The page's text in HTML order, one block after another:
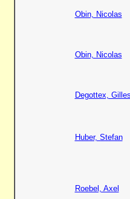
Obin, Nicolas
Obin, Nicolas
Degottex,
Huber, Stefan
Roebel, Axel